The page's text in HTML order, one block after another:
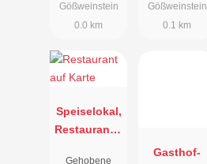
Gößweinstein
0.0 km
Gößweinstein
0.1 km
Speiselokal,
Restaurant "
Gehobene
Gasthof-